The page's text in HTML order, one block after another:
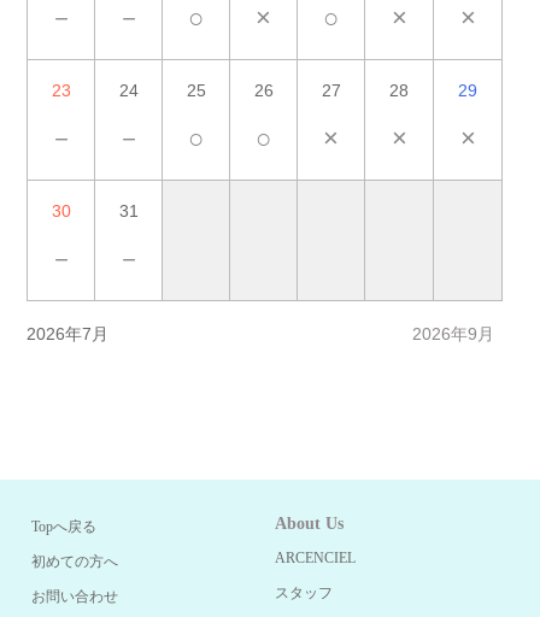
－ － ○ × ○ × ×
23
－
24
－
25
○
26
○
27
×
28
×
29
×
30
－
31
－
2026年7月 2026年9月
Topへ戻る
初めての方へ
お問い合わせ
About Us
ARCENCIEL
スタッフ